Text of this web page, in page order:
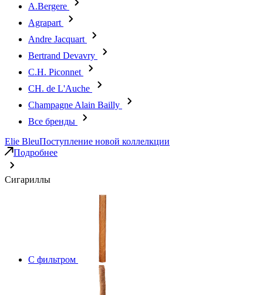
A.Bergere
Agrapart
Andre Jacquart
Bertrand Devavry
C.H. Piconnet
CH. de L'Auche
Champagne Alain Bailly
Все бренды
Elie BleuПоступление новой коллелкции
Подробнее
Сигариллы
С фильтром